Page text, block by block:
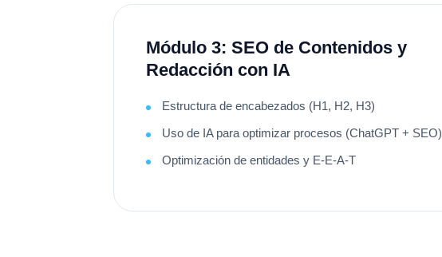
Módulo 3: SEO de Contenidos y
Redacción con IA
Estructura de encabezados (H1, H2, H3)
Uso de IA para optimizar procesos (ChatGPT + SEO)
Optimización de entidades y E-E-A-T